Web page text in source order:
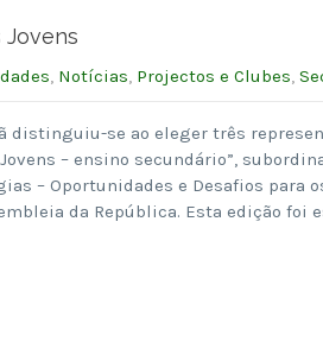
Jovens
, Notícias, Projectos e Clubes,
distinguiu-se ao eleger três
– ensino secundário”,
– Oportunidades e Desafios para
da República. Esta edição foi